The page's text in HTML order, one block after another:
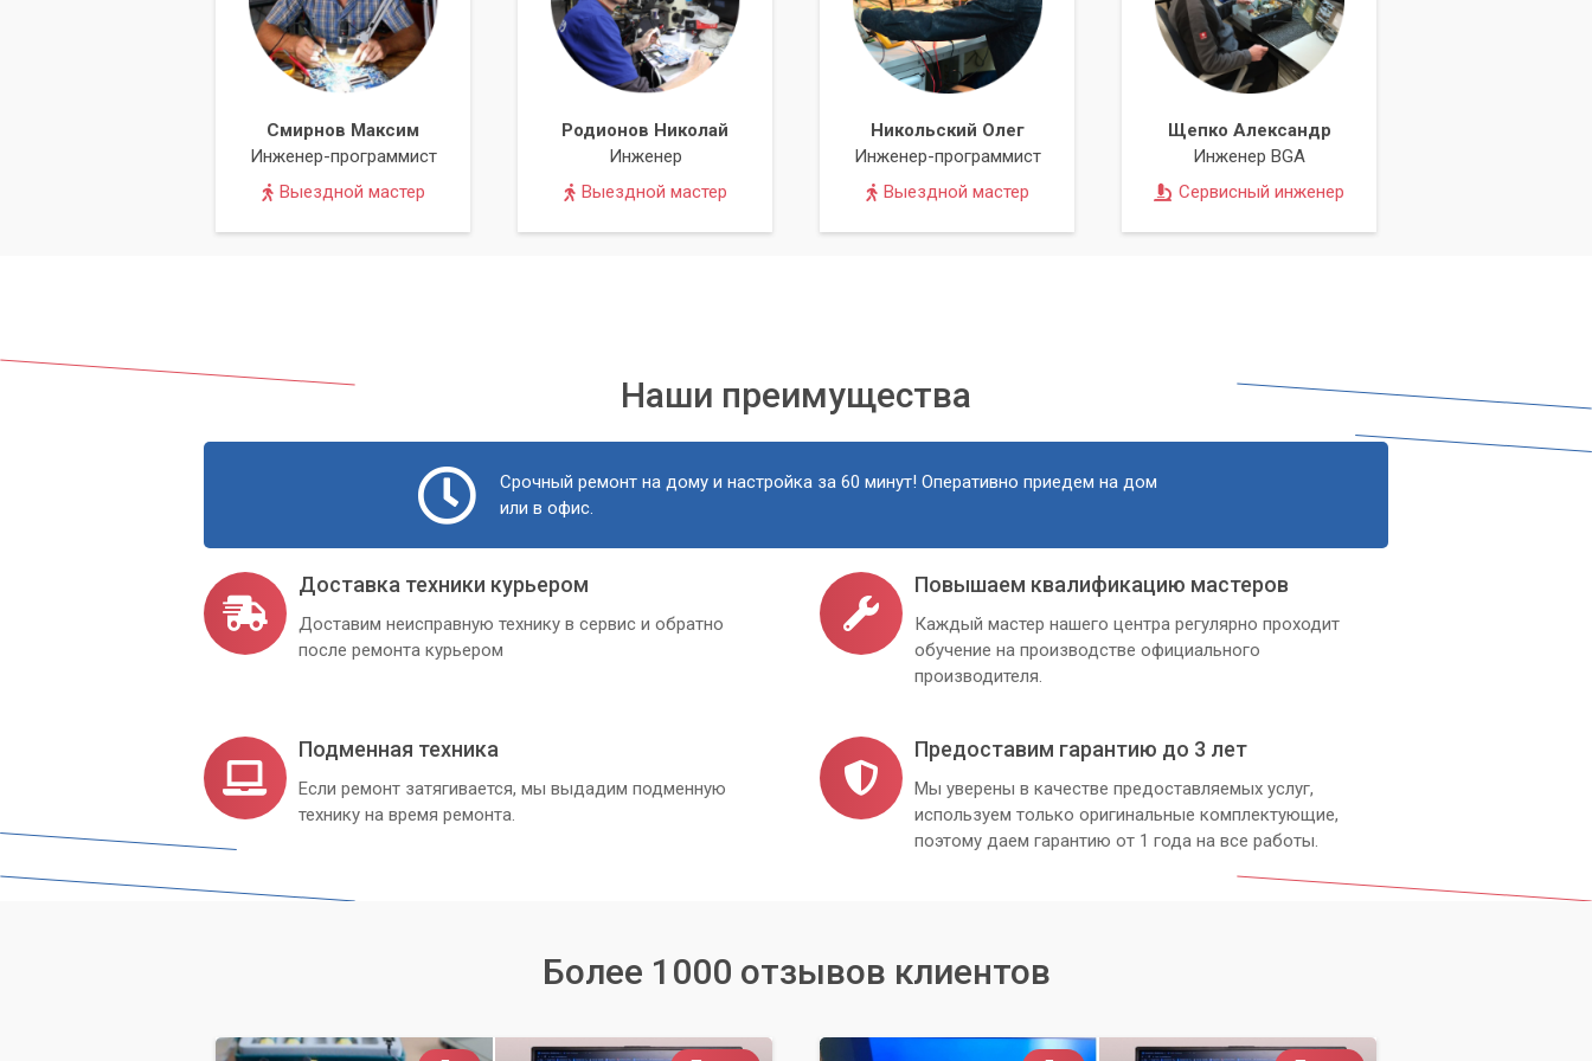
Смирнов Максим
Инженер-программист
Выездной мастер
Родионов Николай
Инженер
Выездной мастер
Никольский Олег
Инженер-программист
Выездной мастер
Щепко Александр
Инженер BGA
Сервисный инженер
Наши преимущества
Срочный ремонт на дому и настройка за 60 минут! Оперативно приедем на дом
или в офис.
Доставка техники курьером
Доставим неисправную технику в сервис и обратно
после ремонта курьером
Повышаем квалификацию мастеров
Каждый мастер нашего центра регулярно проходит
обучение на производстве официального
производителя.
Подменная техника
Если ремонт затягивается, мы выдадим подменную
технику на время ремонта.
Предоставим гарантию до 3 лет
Мы уверены в качестве предоставляемых услуг,
используем только оригинальные комплектующие,
поэтому даем гарантию от 1 года на все работы.
Более 1000 отзывов клиентов